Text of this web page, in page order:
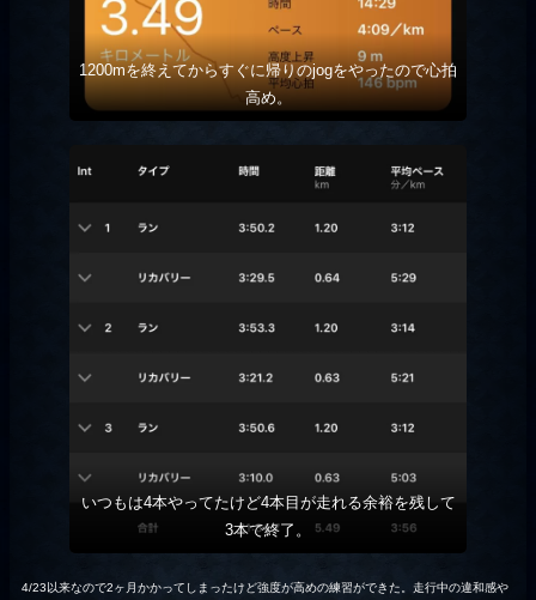
1200mを終えてからすぐに帰りのjogをやったので心拍
高め。
いつもは4本やってたけど4本目が走れる余裕を残して
3本で終了。
4/23以来なので2ヶ月かかってしまったけど強度が高めの練習ができた。走行中の違和感や